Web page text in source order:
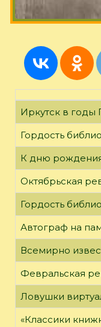
Иркутск в годы
Гордость
К дню
Октябрьская
Гордость
Автограф на
Всемирно
Февральская
Ловушки
«Классики